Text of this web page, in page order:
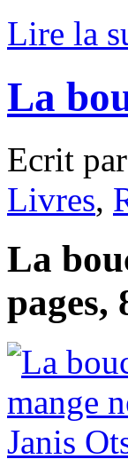
Lire la
La
Ecrit par
Livres,
La